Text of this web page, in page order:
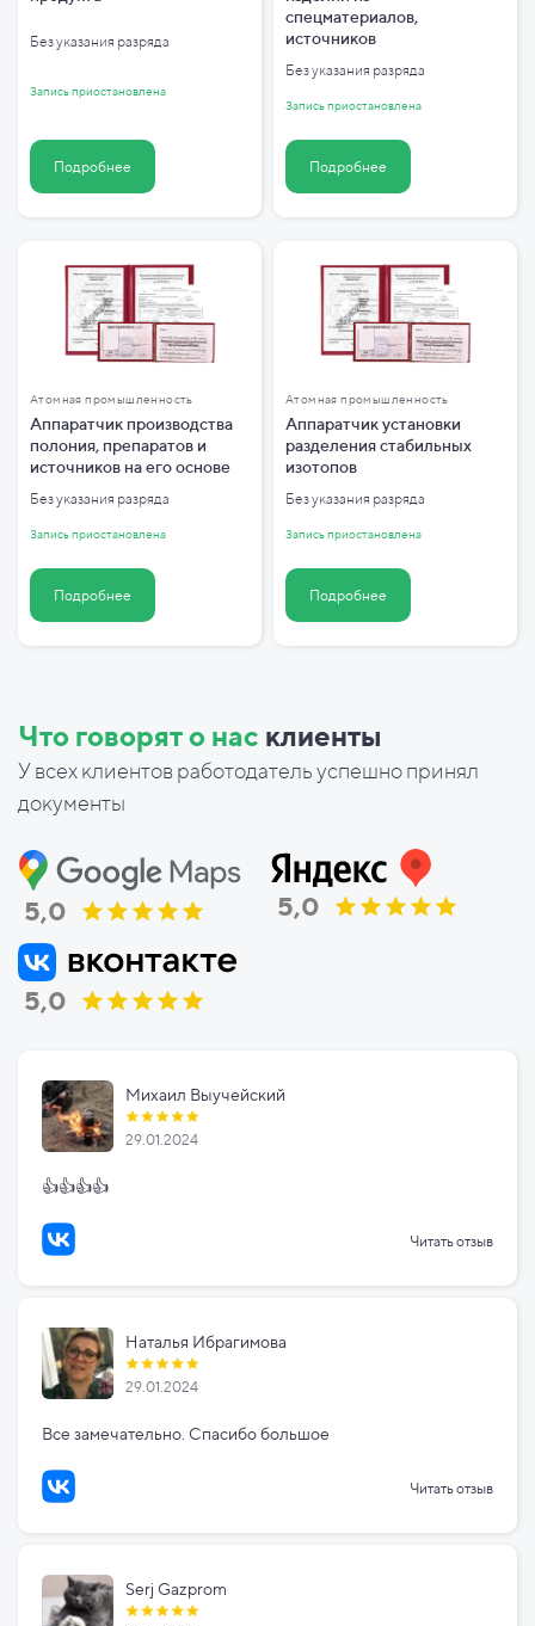
Без указания разряда
Запись приостановлена
Подробнее
спецматериалов,
источников
Без указания разряда
Запись приостановлена
Подробнее
Атомная промышленность
Аппаратчик производства
полония, препаратов и
источников на его основе
Без указания разряда
Запись приостановлена
Подробнее
Атомная промышленность
Аппаратчик установки
разделения стабильных
изотопов
Без указания разряда
Запись приостановлена
Подробнее
Что говорят о нас клиенты
У всех клиентов работодатель успешно принял
документы
5,0 5,0
5,0
Михаил Выучейский
29.01.2024
👍👍👍👍
Читать отзыв
Наталья Ибрагимова
29.01.2024
Все замечательно. Спасибо большое
Читать отзыв
Serj Gazprom